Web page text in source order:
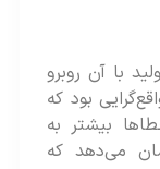
روبرو
بود که
به
که